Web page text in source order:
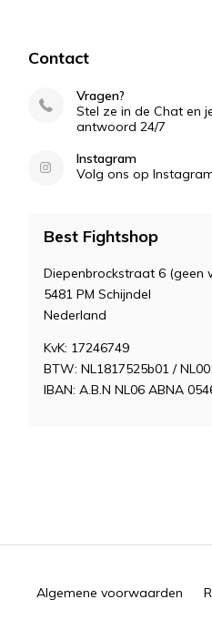
Contact
Vragen?
Stel ze in de Chat en
antwoord 24/7
Instagram
Volg ons op
Best Fightshop
Diepenbrockstraat 6 (geen
5481 PM Schijndel
Nederland
KvK: 17246749
BTW: NL1817525b01 /
IBAN: A.B.N NL06 ABNA
Algemene voorwaarden